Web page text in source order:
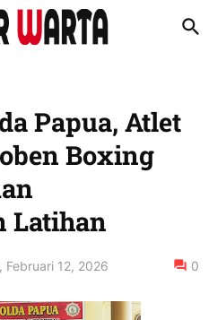
Papua, Atlet
Boxing
Latihan
Februari 12, 2026 0